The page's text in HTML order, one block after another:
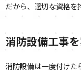
だから、適切な資格を
消防設備工事
消防設備は一度付けた